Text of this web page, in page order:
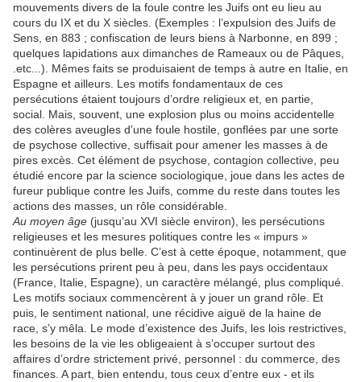
mouvements divers de la foule contre les Juifs ont eu lieu au
cours du IX et du X siècles. (Exemples : l’expulsion des Juifs de
Sens, en 883 ; confiscation de leurs biens à Narbonne, en 899 ;
quelques lapidations aux dimanches de Rameaux ou de Pâques,
.etc...). Mêmes faits se produisaient de temps à autre en Italie, en
Espagne et ailleurs. Les motifs fondamentaux de ces
persécutions étaient toujours d’ordre religieux et, en partie,
social. Mais, souvent, une explosion plus ou moins accidentelle
des colères aveugles d’une foule hostile, gonflées par une sorte
de psychose collective, suffisait pour amener les masses à de
pires excès. Cet élément de psychose, contagion collective, peu
étudié encore par la science sociologique, joue dans les actes de
fureur publique contre les Juifs, comme du reste dans toutes les
actions des masses, un rôle considérable.
Au moyen âge (jusqu’au XVI siècle environ), les persécutions
religieuses et les mesures politiques contre les « impurs »
continuèrent de plus belle. C’est à cette époque, notamment, que
les persécutions prirent peu à peu, dans les pays occidentaux
(France, Italie, Espagne), un caractère mélangé, plus compliqué.
Les motifs sociaux commencèrent à y jouer un grand rôle. Et
puis, le sentiment national, une récidive aiguë de la haine de
race, s’y mêla. Le mode d’existence des Juifs, les lois restrictives,
les besoins de la vie les obligeaient à s’occuper surtout des
affaires d’ordre strictement privé, personnel : du commerce, des
finances. A part, bien entendu, tous ceux d’entre eux - et ils